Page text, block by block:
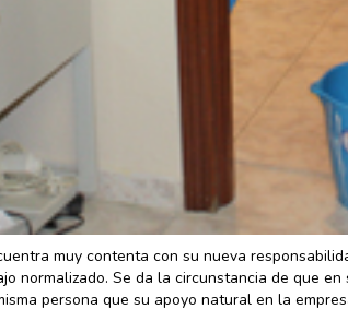
muy contenta con su nueva
normalizado. Se da la circunstancia de que
persona que su apoyo natural en la